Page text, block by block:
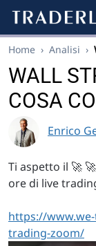
Home › Analisi ›
WALL
COSA
Enrico
Ti aspetto il 🚀
ore di live
https://
trading-zoom/